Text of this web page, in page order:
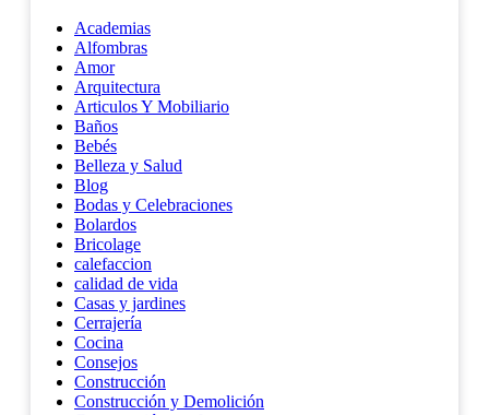
Academias
Alfombras
Amor
Arquitectura
Articulos Y Mobiliario
Baños
Bebés
Belleza y Salud
Blog
Bodas y Celebraciones
Bolardos
Bricolage
calefaccion
calidad de vida
Casas y jardines
Cerrajería
Cocina
Consejos
Construcción
Construcción y Demolición